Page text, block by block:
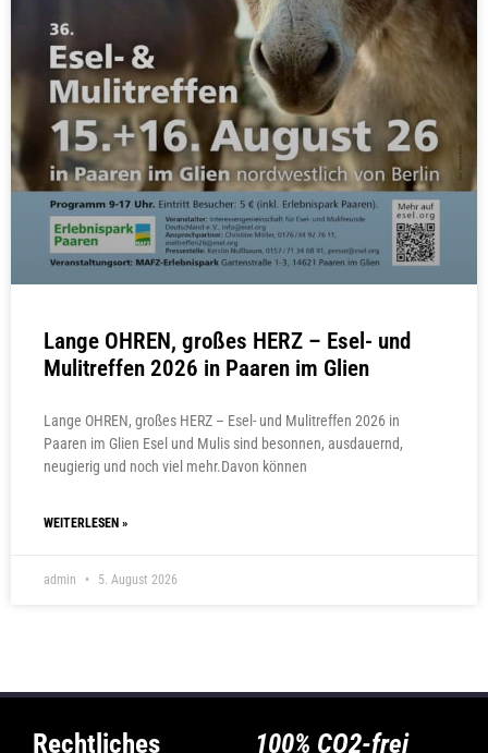
Lange OHREN, großes HERZ – Esel- und
Mulitreffen 2026 in Paaren im Glien
Lange OHREN, großes HERZ – Esel- und Mulitreffen 2026 in
Paaren im Glien Esel und Mulis sind besonnen, ausdauernd,
neugierig und noch viel mehr.Davon können
WEITERLESEN »
admin 5. August 2026
Rechtliches 100% CO2-frei